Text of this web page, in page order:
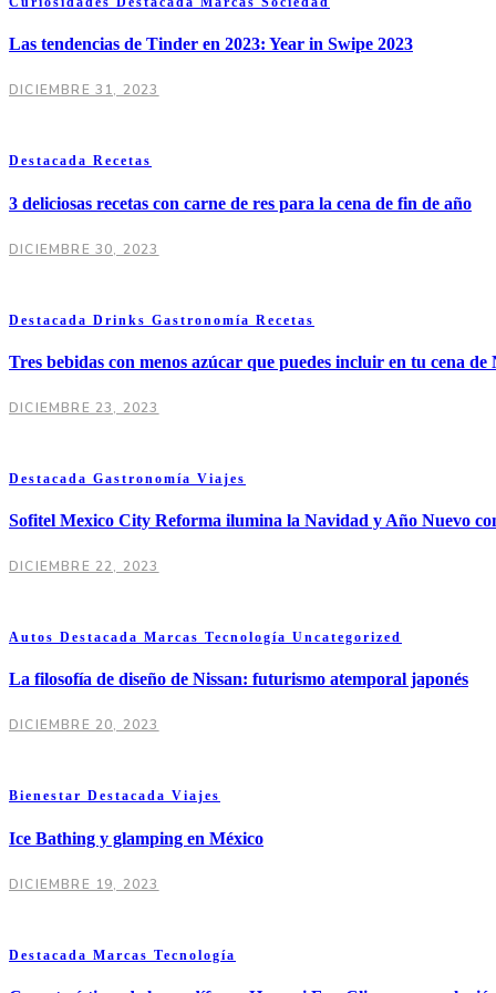
Las tendencias de Tinder en 2023: Year in Swipe 2023
DICIEMBRE 31, 2023
Destacada Recetas
3 deliciosas recetas con carne de res para la cena de fin de año
DICIEMBRE 30, 2023
Destacada Drinks Gastronomía Recetas
Tres bebidas con menos azúcar que puedes incluir en tu cena de
DICIEMBRE 23, 2023
Destacada Gastronomía Viajes
Sofitel Mexico City Reforma ilumina la Navidad y Año Nuevo
DICIEMBRE 22, 2023
Autos Destacada Marcas Tecnología Uncategorized
La filosofía de diseño de Nissan: futurismo atemporal japonés
DICIEMBRE 20, 2023
Bienestar Destacada Viajes
Ice Bathing y glamping en México
DICIEMBRE 19, 2023
Destacada Marcas Tecnología